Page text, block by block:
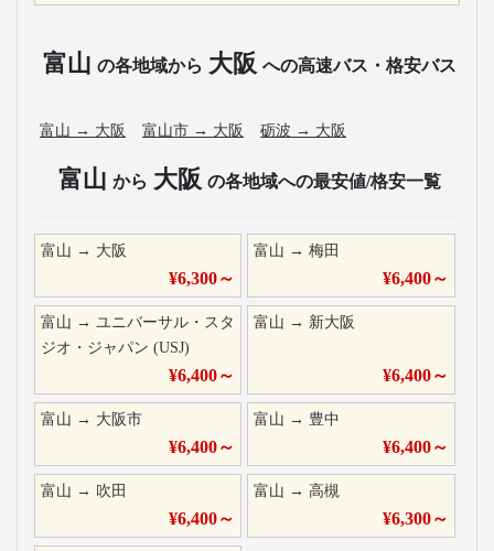
富山 の各地域から 大阪 への高速バス・格安バス
富山 → 大阪 富山市 → 大阪 砺波 → 大阪
富山 から 大阪 の各地域への最安値/格安一覧
富山 → 大阪
¥6,300～
富山 →梅田
¥6,400～
富山 → ユニバーサル・スタ
ジオ・ジャパン (USJ)
¥6,400～
富山 → 新大阪
¥6,400～
富山 → 大阪市
¥6,400～
富山 → 豊中
¥6,400～
富山 → 吹田
¥6,400～
富山 →高槻
¥6,300～